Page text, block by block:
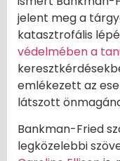
jelent meg a
katasztrofális
védelmében a
emlékezett az
látszott
Bankman-Fried
legközelebbi